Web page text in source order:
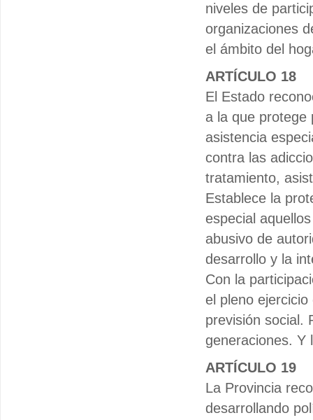
niveles de
organizaciones
el ámbito del
ARTÍCULO 18
El Estado
a la que protege
asistencia
contra las
tratamiento,
Establece la
especial
abusivo de
desarrollo y la
Con la
el pleno
previsión social.
generaciones. Y
ARTÍCULO 19
La Provincia
desarrollando